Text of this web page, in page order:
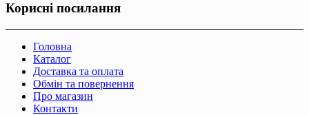
Корисні посилання
Головна
Каталог
Доставка та оплата
Обмін та повернення
Про магазин
Контакти